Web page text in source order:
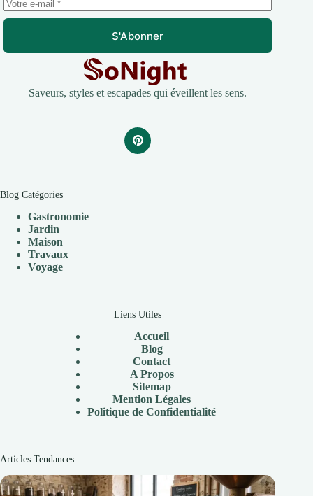
S'Abonner
Saveurs, styles et escapades qui éveillent les sens.
Blog Catégories
Gastronomie
Jardin
Maison
Travaux
Voyage
Liens Utiles
Accueil
Blog
Contact
A Propos
Sitemap
Mention Légales
Politique de Confidentialité
Articles Tendances